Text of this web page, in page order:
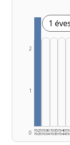
1
0
1
2
1925
1929
1930
1934
1935
1939
1940
1944